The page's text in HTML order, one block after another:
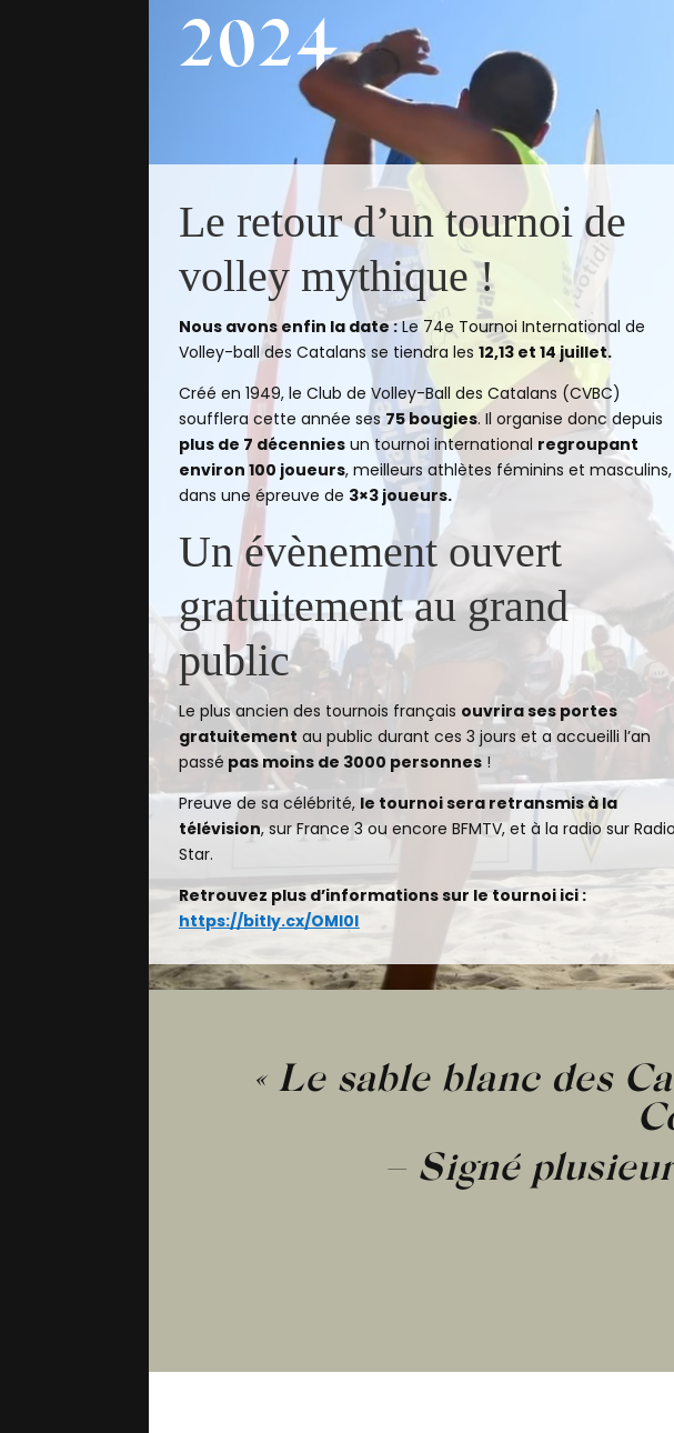
2024
Le retour d’un tournoi de
volley mythique !
Nous avons enfin la date :Le 74e Tournoi International de
Volley-ball des Catalans se tiendra les12,13 et 14 juillet.
Créé en 1949, le Club de Volley-Ball des Catalans (CVBC)
soufflera cette année ses 75 bougies. Il organise donc depuis
plus de 7 décennies un tournoi international regroupant
environ 100 joueurs, meilleurs athlètes féminins et masculins,
dans une épreuve de 3×3 joueurs.
Un évènement ouvert
gratuitement au grand
public
Le plus ancien des tournois français ouvrira ses portes
gratuitement au public durant ces 3 jours et a accueilli l’an
passé pas moins de 3000 personnes !
Preuve de sa célébrité, le tournoi sera retransmis à la
télévision, sur France 3 ou encore BFMTV, et à la radio sur Radio
Star.
Retrouvez plus d’informations sur le tournoi ici :
https://bitly.cx/OMl0l
« Le sable blanc des
– Signé